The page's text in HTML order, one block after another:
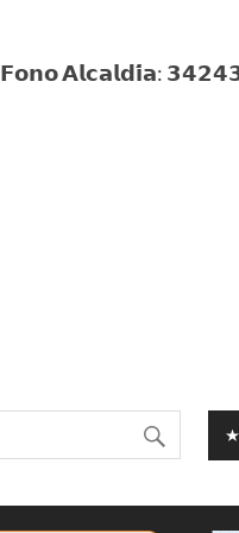
𝗙𝗼𝗻𝗼 𝗔𝗹𝗰𝗮𝗹𝗱𝗶́𝗮: